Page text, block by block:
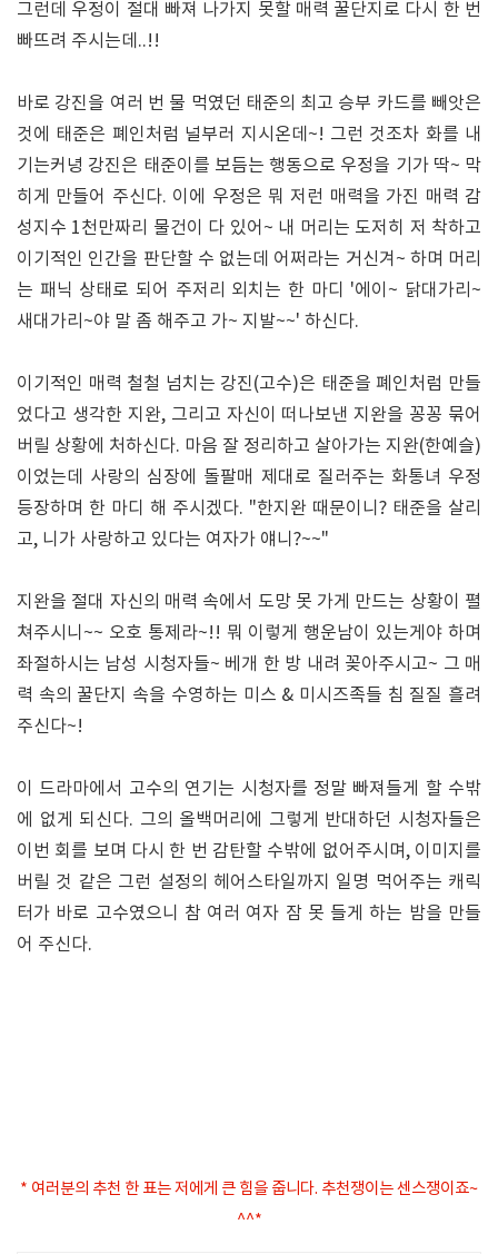
그런데 우정이 절대 빠져 나가지 못할 매력 꿀단지로 다시 한 번
빠뜨려 주시는데..!!
바로 강진을 여러 번 물 먹였던 태준의 최고 승부 카드를 빼앗은
것에 태준은 폐인처럼 널부러 지시온데~! 그런 것조차 화를 내
기는커녕 강진은 태준이를 보듬는 행동으로 우정을 기가 딱~ 막
히게 만들어 주신다. 이에 우정은 뭐 저런 매력을 가진 매력 감
성지수 1천만짜리 물건이 다 있어~ 내 머리는 도저히 저 착하고
이기적인 인간을 판단할 수 없는데 어쩌라는 거신겨~ 하며 머리
는 패닉 상태로 되어 주저리 외치는 한 마디 '에이~ 닭대가리~
새대가리~야 말 좀 해주고 가~ 지발~~' 하신다.
이기적인 매력 철철 넘치는 강진(고수)은 태준을 폐인처럼 만들
었다고 생각한 지완, 그리고 자신이 떠나보낸 지완을 꽁꽁 묶어
버릴 상황에 처하신다. 마음 잘 정리하고 살아가는 지완(한예슬)
이었는데 사랑의 심장에 돌팔매 제대로 질러주는 화통녀 우정
등장하며 한 마디 해 주시겠다. "한지완 때문이니? 태준을 살리
고, 니가 사랑하고 있다는 여자가 얘니?~~"
지완을 절대 자신의 매력 속에서 도망 못 가게 만드는 상황이 펼
쳐주시니~~ 오호 통제라~!! 뭐 이렇게 행운남이 있는게야 하며
좌절하시는 남성 시청자들~ 베개 한 방 내려 꽂아주시고~ 그 매
력 속의 꿀단지 속을 수영하는 미스 & 미시즈족들 침 질질 흘려
주신다~!
이 드라마에서 고수의 연기는 시청자를 정말 빠져들게 할 수밖
에 없게 되신다. 그의 올백머리에 그렇게 반대하던 시청자들은
이번 회를 보며 다시 한 번 감탄할 수밖에 없어주시며, 이미지를
버릴 것 같은 그런 설정의 헤어스타일까지 일명 먹어주는 캐릭
터가 바로 고수였으니 참 여러 여자 잠 못 들게 하는 밤을 만들
어 주신다.
* 여러분의 추천 한 표는 저에게 큰 힘을 줍니다. 추천쟁이는 센스쟁이죠~
^^*